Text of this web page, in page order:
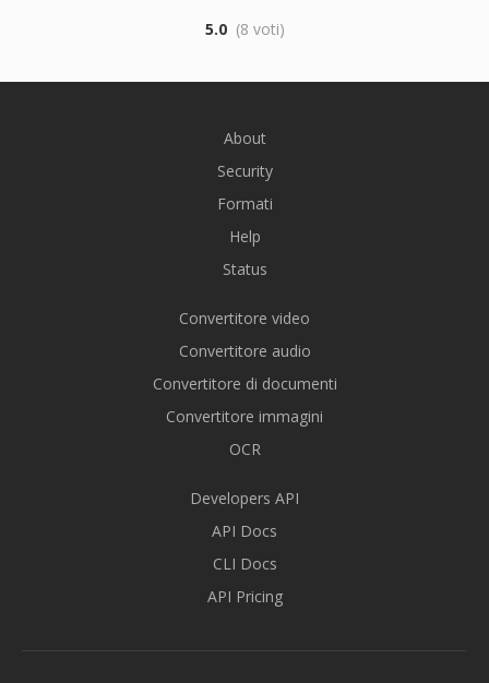
5.0 (8 voti)
About
Security
Formati
Help
Status
Convertitore video
Convertitore audio
Convertitore di documenti
Convertitore immagini
OCR
Developers API
API Docs
CLI Docs
API Pricing